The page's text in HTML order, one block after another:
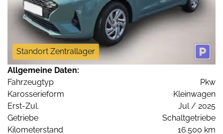
Standort Zentrallager
Allgemeine Daten:
Fahrzeugtyp
Pkw
Karosserieform
Kleinwagen
Erst-Zul.
Jul / 2025
Getriebe
Schaltgetriebe
Kilometerstand
16.500 km